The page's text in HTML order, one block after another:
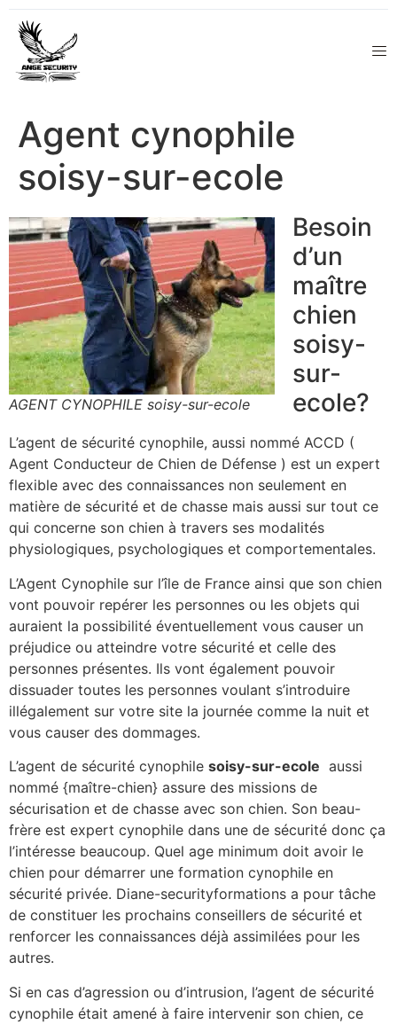
Agent cynophile
soisy-sur-ecole
AGENT CYNOPHILE soisy-sur-ecole
Besoin
d’un
maître
chien
soisy-
sur-
ecole?
L’agent de sécurité cynophile, aussi nommé ACCD (
Agent Conducteur de Chien de Défense ) est un expert
flexible avec des connaissances non seulement en
matière de sécurité et de chasse mais aussi sur tout ce
qui concerne son chien à travers ses modalités
physiologiques, psychologiques et comportementales.
L’Agent Cynophile sur l’île de France ainsi que son chien
vont pouvoir repérer les personnes ou les objets qui
auraient la possibilité éventuellement vous causer un
préjudice ou atteindre votre sécurité et celle des
personnes présentes. Ils vont également pouvoir
dissuader toutes les personnes voulant s’introduire
illégalement sur votre site la journée comme la nuit et
vous causer des dommages.
L’agent de sécurité cynophile soisy-sur-ecole aussi
nommé {maître-chien} assure des missions de
sécurisation et de chasse avec son chien. Son beau-
frère est expert cynophile dans une de sécurité donc ça
l’intéresse beaucoup. Quel age minimum doit avoir le
chien pour démarrer une formation cynophile en
sécurité privée. Diane-securityformations a pour tâche
de constituer les prochains conseillers de sécurité et
renforcer les connaissances déjà assimilées pour les
autres.
Si en cas d’agression ou d’intrusion, l’agent de sécurité
cynophile était amené à faire intervenir son chien, ce